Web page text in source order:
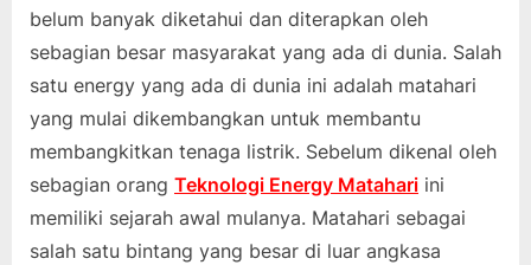
belum banyak diketahui dan diterapkan oleh
sebagian besar masyarakat yang ada di dunia. Salah
satu energy yang ada di dunia ini adalah matahari
yang mulai dikembangkan untuk membantu
membangkitkan tenaga listrik. Sebelum dikenal oleh
sebagian orang Teknologi Energy Matahari ini
memiliki sejarah awal mulanya. Matahari sebagai
salah satu bintang yang besar di luar angkasa